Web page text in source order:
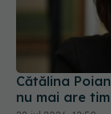
Cătălina
nu mai are timp
28 iul 2026, 12:50